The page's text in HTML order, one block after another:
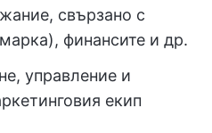
свързано с
финансите и др.
управление и
екип